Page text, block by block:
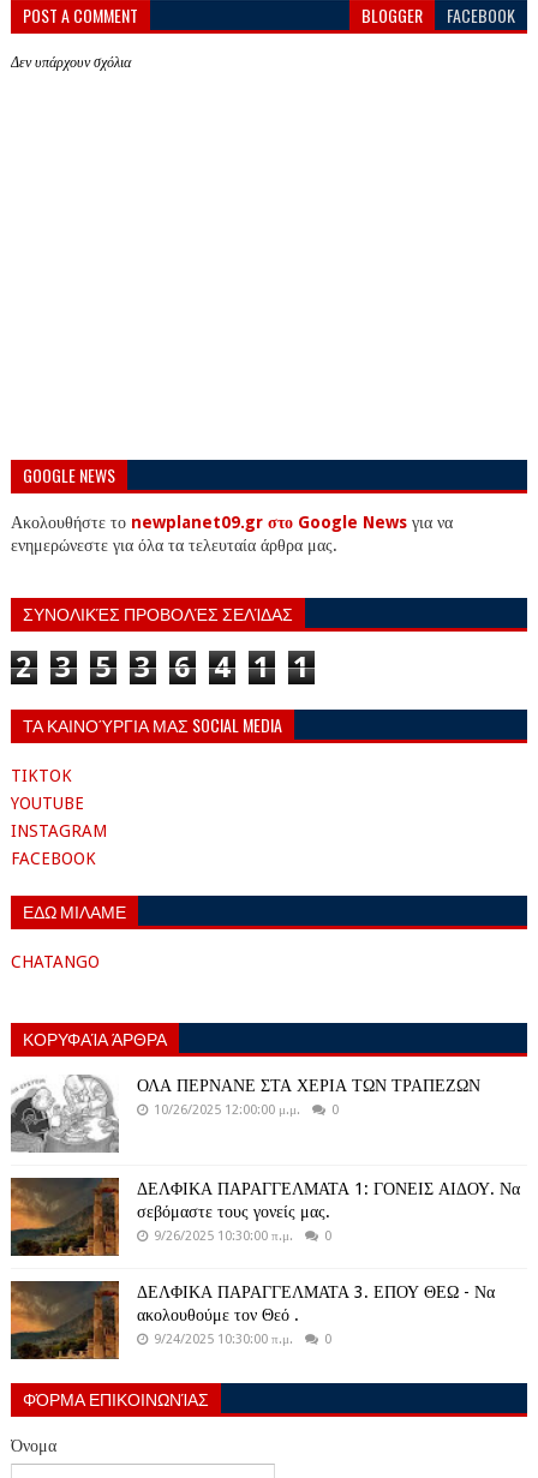
POST A COMMENT BLOGGER FACEBOOK
Δεν υπάρχουν σχόλια
GOOGLE NEWS
Ακολουθήστε το newplanet09.gr στο Google Newsγια να
ενημερώνεστε για όλα τα τελευταία άρθρα μας.
ΣΥΝΟΛΙΚΈΣ ΠΡΟΒΟΛΈΣ ΣΕΛΊΔΑΣ
2 3 5 3 6 4 1 1
ΤΑ ΚΑΙΝΟΎΡΓΙΑ ΜΑΣ SOCIAL MEDIA
TIKTOK
YOUTUBE
INSTAGRAM
FACEBOOK
ΕΔΩ ΜΙΛΑΜΕ
CHATANGO
ΚΟΡΥΦΑΊΑ ΆΡΘΡΑ
ΟΛΑ ΠΕΡΝΑΝΕ ΣΤΑ ΧΕΡΙΑ ΤΩΝ ΤΡΑΠΕΖΩΝ
10/26/2025 12:00:00 μ.μ. 0
ΔΕΛΦΙΚΑ ΠΑΡΑΓΓΕΛΜΑΤΑ 1: ΓΟΝΕΙΣ ΑΙΔΟΥ. Να
σεβόμαστε τους γονείς μας.
9/26/2025 10:30:00 π.μ. 0
ΔΕΛΦΙΚΑ ΠΑΡΑΓΓΕΛΜΑΤΑ 3. ΕΠΟΥ ΘΕΩ - Να
ακολουθούμε τον Θεό .
9/24/2025 10:30:00 π.μ. 0
ΦΌΡΜΑ ΕΠΙΚΟΙΝΩΝΊΑΣ
Όνομα